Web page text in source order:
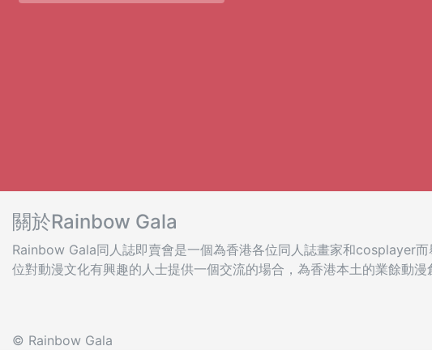
關於Rainbow Gala
Rainbow Gala同人誌即賣會是一個為香港各位同人誌畫家和cosplayer
位對動漫文化有興趣的人士提供一個交流的場合，為香港本土的業餘動漫
© Rainbow Gala